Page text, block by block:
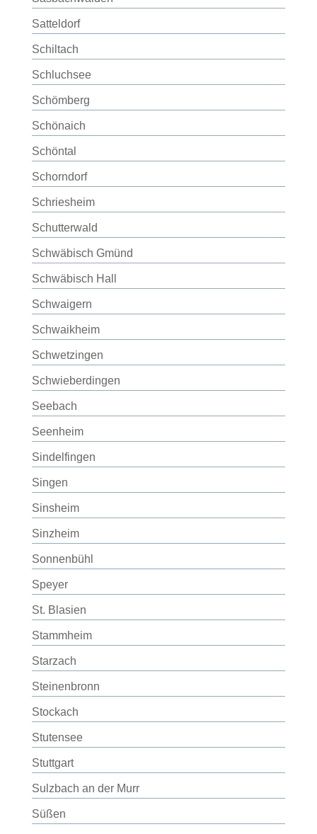
Satteldorf
Schiltach
Schluchsee
Schömberg
Schönaich
Schöntal
Schorndorf
Schriesheim
Schutterwald
Schwäbisch Gmünd
Schwäbisch Hall
Schwaigern
Schwaikheim
Schwetzingen
Schwieberdingen
Seebach
Seenheim
Sindelfingen
Singen
Sinsheim
Sinzheim
Sonnenbühl
Speyer
St. Blasien
Stammheim
Starzach
Steinenbronn
Stockach
Stutensee
Stuttgart
Sulzbach an der Murr
Süßen